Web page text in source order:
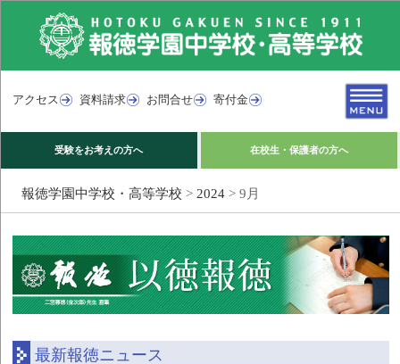
アクセス 資料請求 お問合せ 寄付金
受験をお考えの方へ 在校生・保護者の方へ
報徳学園中学校・高等学校 > 2024> 9月
最新報徳ニュース